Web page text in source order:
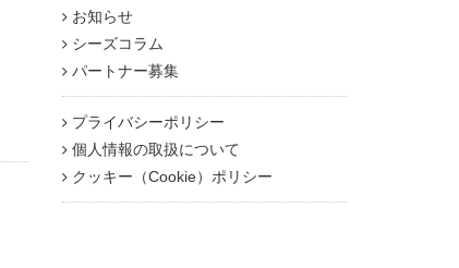
お知らせ
シーズコラム
パートナー募集
プライバシーポリシー
個人情報の取扱について
クッキー（Cookie）ポリシー